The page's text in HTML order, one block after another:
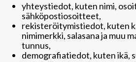
yhteystiedot, kuten nimi,
sähköpostiosoitteet,
rekisteröitymistiedot, kuten
nimimerkki, salasana ja muu
tunnus,
demografiatiedot, kuten ikä,